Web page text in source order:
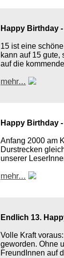
Happy Birthday
15 ist eine
kann auf 15
auf die
mehr...
Happy Birthday
Anfang 2000 am
Durstrecken
unserer
mehr...
Endlich 13.
Volle Kraft
geworden. Ohne
FreundInnen auf